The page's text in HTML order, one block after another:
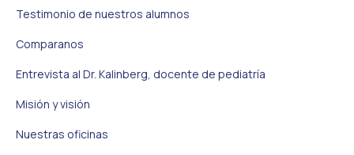
Testimonio de nuestros alumnos
Comparanos
Entrevista al Dr. Kalinberg, docente de pediatría
Misión y visión
Nuestras oficinas